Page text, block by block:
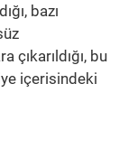
bazı
çıkarıldığı, bu
içerisindeki